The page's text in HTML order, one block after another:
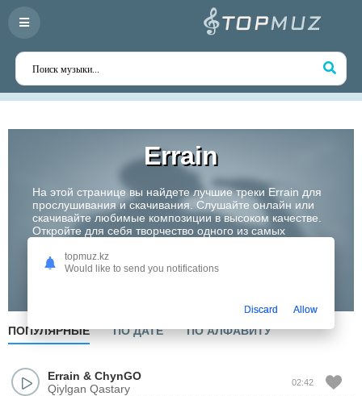
Errain
На этой странице вы найдете лучшие треки Errain для
прослушивания и скачивания. Слушайте онлайн или
скачивайте любимые композиции в высоком качестве.
Откройте для себя творчество одного из самых
Слушать
ПОПУЛЯРНЫЕ ПО ДАТЕ ПО АЛФАВИТУ
Errain & ChynGO
Qiylgan Qastary
02:42
topmuz.kz
Would like to send you notifications
Discard Allow